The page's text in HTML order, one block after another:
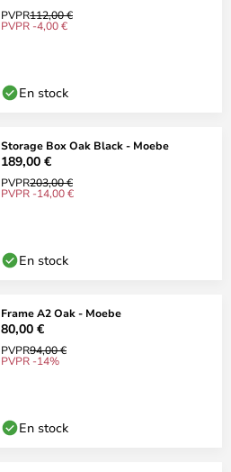
PVPR112,00 €
PVPR -4,00 €
En stock
Storage Box Oak Black - Moebe
189,00 €
PVPR203,00 €
PVPR -14,00 €
En stock
Frame A2 Oak - Moebe
80,00 €
PVPR94,00 €
PVPR -14%
En stock